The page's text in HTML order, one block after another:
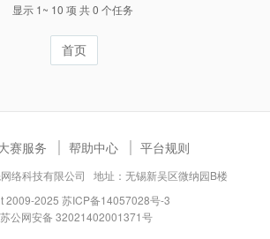
显示 1~ 10 项 共 0 个任务
首页
赛服务 帮助中心 平台规则
络科技有限公司 地址：无锡新吴区微纳园B楼
2009-2025 苏ICP备14057028号-3
苏公网安备 32021402001371号